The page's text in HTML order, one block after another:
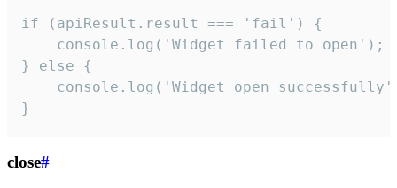
if (apiResult.result === 'fail') {
    console.log('Widget failed to open');
} else {
console.log('Widget open
}
close#